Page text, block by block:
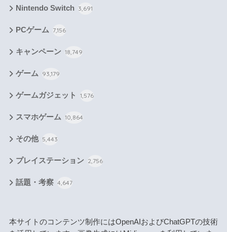
Nintendo Switch 3,691
PCゲーム 7,156
キャンペーン 18,749
ゲーム 93,179
ゲームガジェット 1,576
スマホゲーム 10,864
その他 5,443
プレイステーション 2,756
話題・考察 4,647
本サイトのコンテンツ制作にはOpenAIおよびChatGPTの技術